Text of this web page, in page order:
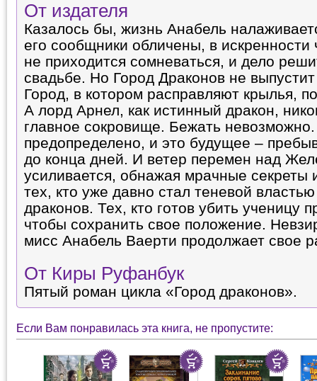
От издателя
Казалось бы, жизнь Анабель
его сообщники обличены, в искренности
не приходится сомневаться, и дело
свадьбе. Но Город Драконов не
Город, в котором расправляют крылья,
А лорд Арнел, как истинный дракон,
главное сокровище. Бежать
предопределено, и это будущее –
до конца дней. И ветер перемен над
усиливается, обнажая мрачные
тех, кто уже давно стал теневой
драконов. Тех, кто готов убить ученицу
чтобы сохранить свое положение.
мисс Анабель Ваерти продолжает свое
От Киры Руфанбук
Пятый роман цикла «Город драконов».
Если Вам понравилась эта книга, не пропустите: